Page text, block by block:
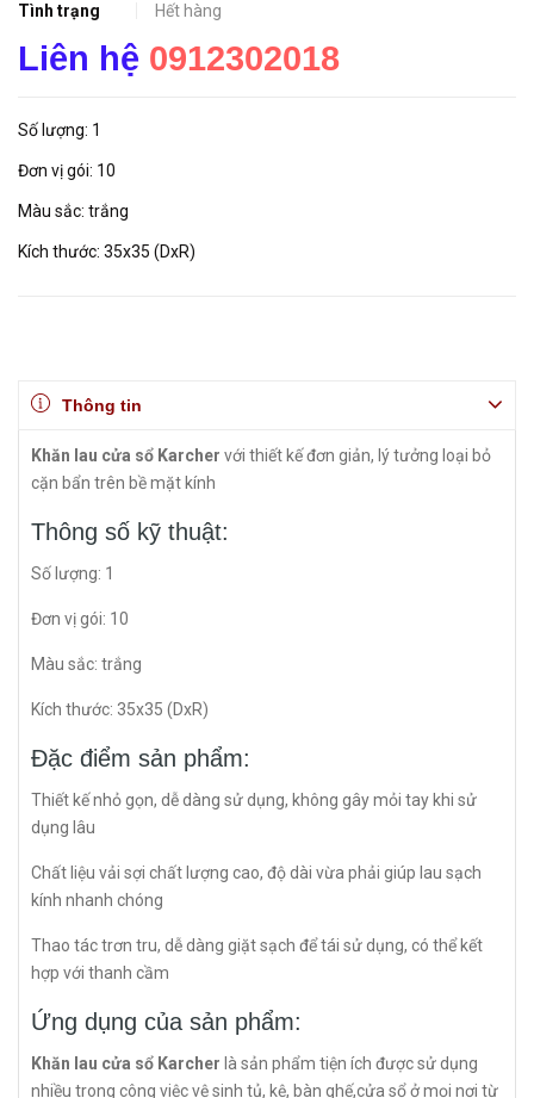
Tình trạng
Hết hàng
Liên hệ 0912302018
Số lượng: 1
Đơn vị gói: 10
Màu sắc: trắng
Kích thước: 35x35 (DxR)
Thông tin
Khăn lau cửa sổ Karcher với thiết kế đơn giản, lý tưởng loại bỏ
cặn bẩn trên bề mặt kính
Thông số kỹ thuật:
Số lượng: 1
Đơn vị gói: 10
Màu sắc: trắng
Kích thước: 35x35 (DxR)
Đặc điểm sản phẩm:
Thiết kế nhỏ gọn, dễ dàng sử dụng, không gây mỏi tay khi sử
dụng lâu
Chất liệu vải sợi chất lượng cao, độ dài vừa phải giúp lau sạch
kính nhanh chóng
Thao tác trơn tru, dễ dàng giặt sạch để tái sử dụng, có thể kết
hợp với thanh cầm
Ứng dụng của sản phẩm:
Khăn lau cửa sổ Karcher là sản phẩm tiện ích được sử dụng
nhiều trong công việc vệ sinh tủ, kệ, bàn ghế,cửa sổ ở mọi nơi từ